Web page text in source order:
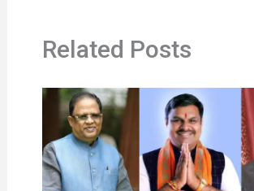
Related Posts